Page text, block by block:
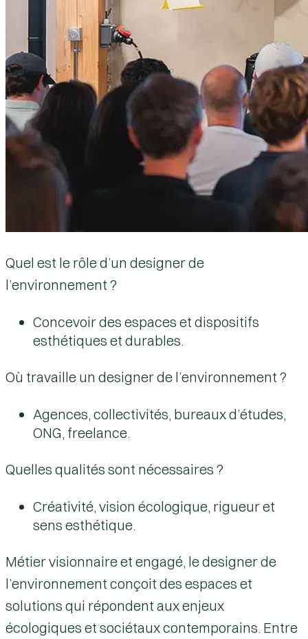
Quel est le rôle d’un designer de
l’environnement ?
Concevoir des espaces et dispositifs
esthétiques et durables.
Où travaille un designer de l’environnement ?
Agences, collectivités, bureaux d’études,
ONG, freelance.
Quelles qualités sont nécessaires ?
Créativité, vision écologique, rigueur et
sens esthétique.
Métier visionnaire et engagé, le designer de
l’environnement conçoit des espaces et
solutions qui répondent aux enjeux
écologiques et sociétaux contemporains. Entre